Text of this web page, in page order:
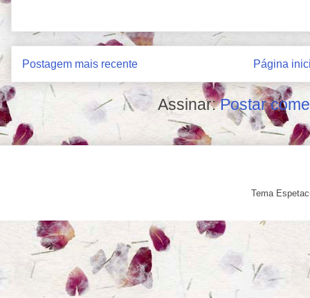
Postagem mais recente Página
Assinar:Postar
Tema